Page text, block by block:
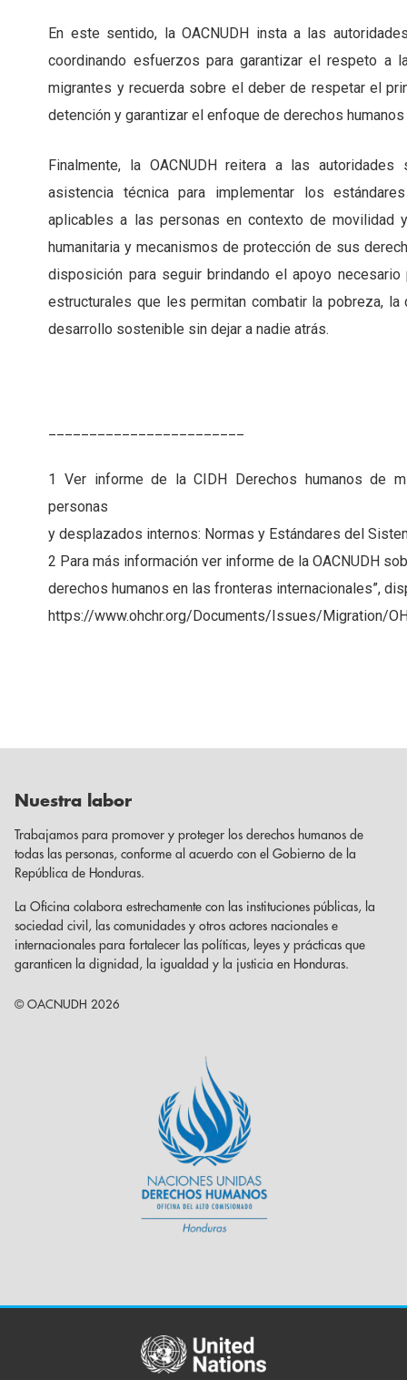
En este sentido, la OACNUDH insta a las
coordinando esfuerzos para garantizar el respeto a
migrantes y recuerda sobre el deber de respetar el
detención y garantizar el enfoque de derechos
Finalmente, la OACNUDH reitera a las
asistencia técnica para implementar los
aplicables a las personas en contexto de movilidad
humanitaria y mecanismos de protección de sus
disposición para seguir brindando el apoyo
estructurales que les permitan combatir la pobreza,
desarrollo sostenible sin dejar a nadie atrás.
1 Ver informe de la CIDH Derechos humanos de
personas
y desplazados internos: Normas y Estándares del
2 Para más información ver informe de la OACNUDH
derechos humanos en las fronteras internacionales”,
https://www.ohchr.org/Documents/Issues/Migration/
Nuestra labor
Trabajamos para promover y proteger los derechos humanos de
todas las personas, conforme al acuerdo con el Gobierno de la
República de Honduras.
La Oficina colabora estrechamente con las instituciones públicas, la
sociedad civil, las comunidades y otros actores nacionales e
internacionales para fortalecer las políticas, leyes y prácticas que
garanticen la dignidad, la igualdad y la justicia en Honduras.
© OACNUDH 2026